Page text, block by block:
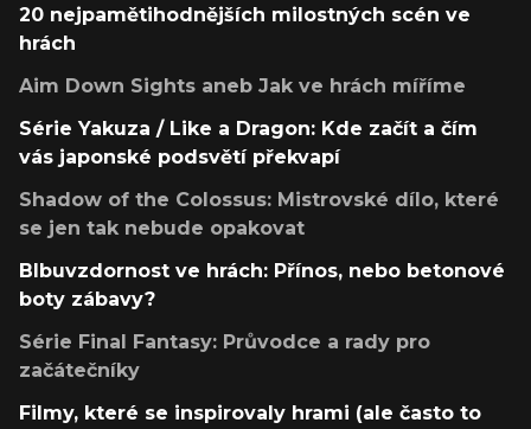
20 nejpamětihodnějších milostných scén ve
hrách
Aim Down Sights aneb Jak ve hrách míříme
Série Yakuza / Like a Dragon: Kde začít a čím
vás japonské podsvětí překvapí
Shadow of the Colossus: Mistrovské dílo, které
se jen tak nebude opakovat
Blbuvzdornost ve hrách: Přínos, nebo betonové
boty zábavy?
Série Final Fantasy: Průvodce a rady pro
začátečníky
Filmy, které se inspirovaly hrami (ale často to